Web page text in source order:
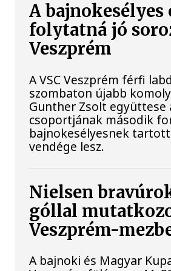
A
folytatná jó
Veszprém
A VSC Veszprém férfi
szombaton újabb
Gunther Zsolt együttese
csoportjának második
bajnokesélyesnek tartott
vendége lesz.
Nielsen
góllal
Veszprém-
A bajnoki és Magyar